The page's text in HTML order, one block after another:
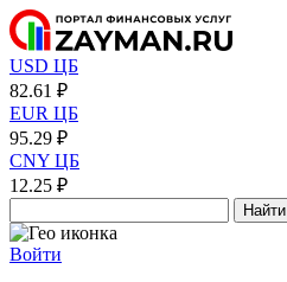
USD ЦБ
82.61 ₽
EUR ЦБ
95.29 ₽
CNY ЦБ
12.25 ₽
Найти
Войти